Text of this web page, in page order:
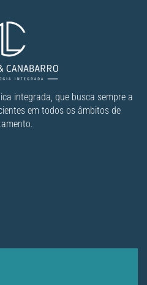
integrada, que busca sempre a
em todos os âmbitos de